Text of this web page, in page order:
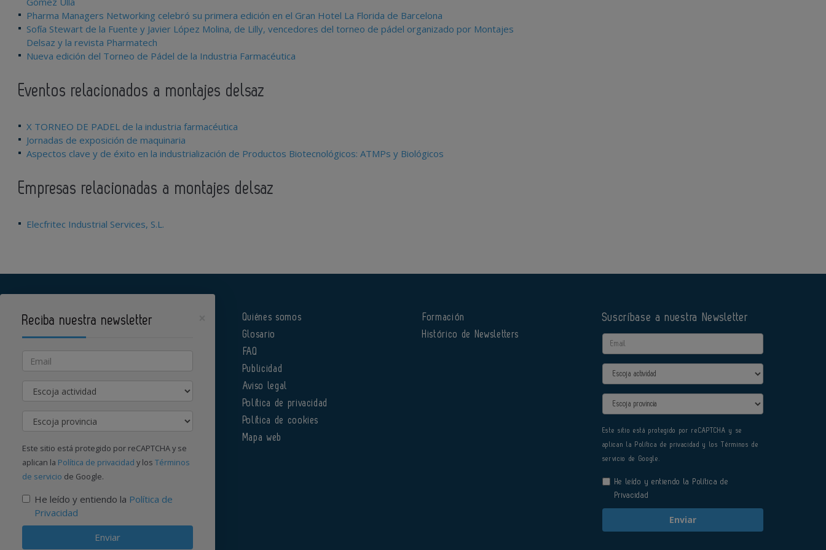
Pharma Managers Networking celebró su primera edición en el Gran Hotel La Florida de Barcelona
Sofía Stewart de la Fuente y Javier López Molina, de Lilly, vencedores del torneo de pádel organizado por Montajes
Delsaz y la revista Pharmatech
Nueva edición del Torneo de Pádel de la Industria Farmacéutica
Eventos relacionados a montajes delsaz
X TORNEO DE PADEL de la industria farmacéutica
Jornadas de exposición de maquinaria
Aspectos clave y de éxito en la industrialización de Productos Biotecnológicos: ATMPs y Biológicos
Empresas relacionadas a montajes delsaz
Elecfritec Industrial Services, S.L.
Órgano institucional de la AEFI
Contacte con nosotros
Quiénes somos
Glosario
FAQ
Publicidad
Aviso legal
Política de privacidad
Política de cookies
Mapa web
Formación
Histórico de Newsletters
Suscríbase a nuestra Newsletter
Email
Actividad
Provincia
Este sitio está protegido por reCAPTCHA y se
aplican la Política de privacidad y los Términos de
servicio de Google.
He leído y entiendo la Política de
Privacidad
Enviar
Reciba nuestra newsletter
Email
Actividad
Provincia
Este sitio está protegido por reCAPTCHA y se
aplican la Política de privacidad y los Términos
de servicio de Google.
He leído y entiendo la Política de
Privacidad
Enviar